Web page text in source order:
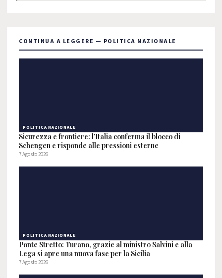
CONTINUA A LEGGERE — POLITICA NAZIONALE
POLITICA NAZIONALE
Sicurezza e frontiere: l’Italia conferma il blocco di
Schengen e risponde alle pressioni esterne
7 Agosto 2026
POLITICA NAZIONALE
Ponte Stretto: Turano, grazie al ministro Salvini e alla
Lega si apre una nuova fase per la Sicilia
7 Agosto 2026